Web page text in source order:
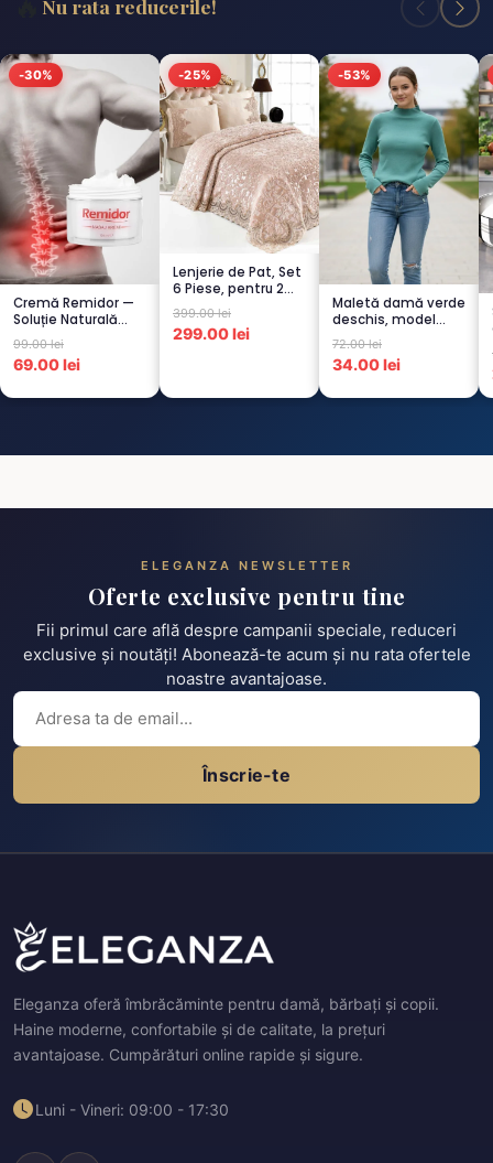
Nu rata reducerile!
-30%
Cremă Remidor —
Soluție Naturală
pentru Dureri de
Spate...
99.00 lei
69.00 lei
-25%
Lenjerie de Pat, Set
6 Piese, pentru 2
persoana, CAPUCI...
399.00 lei
299.00 lei
-53%
Maletă damă verde
deschis, model
raiat
72.00 lei
34.00 lei
ELEGANZA NEWSLETTER
Oferte exclusive pentru tine
Fii primul care află despre campanii speciale, reduceri
exclusive și noutăți! Abonează-te acum și nu rata ofertele
noastre avantajoase.
Înscrie-te
Eleganza oferă îmbrăcăminte pentru damă, bărbați și copii.
Haine moderne, confortabile și de calitate, la prețuri
avantajoase. Cumpărături online rapide și sigure.
Luni - Vineri: 09:00 - 17:30